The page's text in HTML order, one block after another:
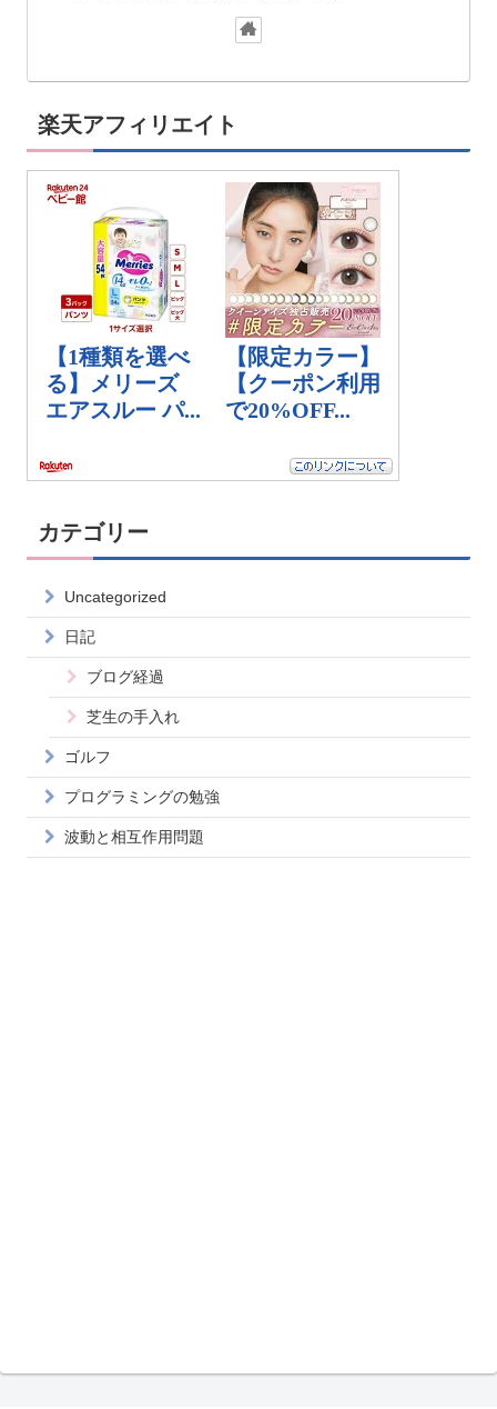
楽天アフィリエイト
カテゴリー
Uncategorized
日記
ブログ経過
芝生の手入れ
ゴルフ
プログラミングの勉強
波動と相互作用問題